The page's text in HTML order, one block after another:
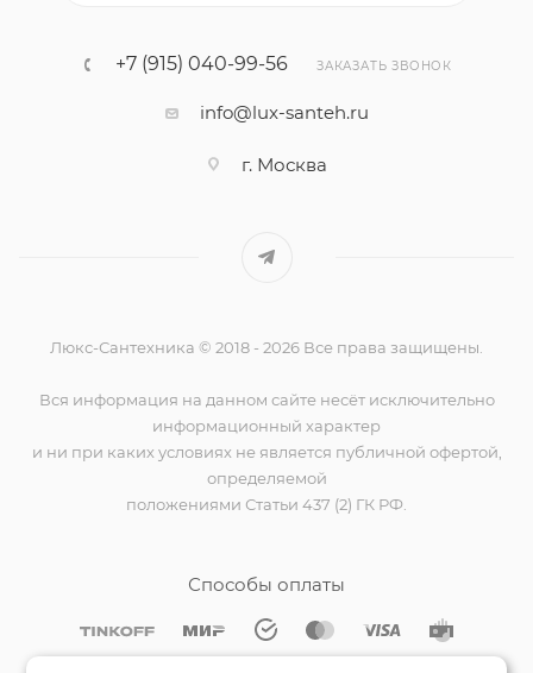
+7 (915) 040-99-56 ЗАКАЗАТЬ ЗВОНОК
info@lux-santeh.ru
г. Москва
Люкс-Сантехника © 2018 - 2026 Все права защищены.
Вся информация на данном сайте несёт исключительно
информационный характер
и ни при каких условиях не является публичной офертой,
определяемой
положениями Статьи 437 (2) ГК РФ.
Способы оплаты